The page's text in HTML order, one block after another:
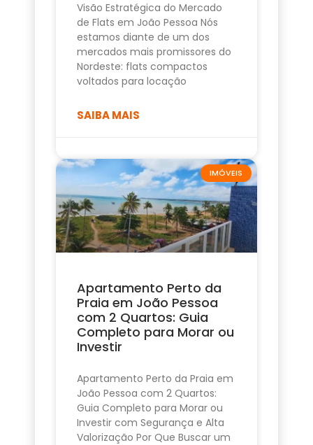
Visão Estratégica do Mercado
de Flats em João Pessoa Nós
estamos diante de um dos
mercados mais promissores do
Nordeste: flats compactos
voltados para locação
SAIBA MAIS
IMÓVEIS
Apartamento Perto da
Praia em João Pessoa
com 2 Quartos: Guia
Completo para Morar ou
Investir
Apartamento Perto da Praia em
João Pessoa com 2 Quartos:
Guia Completo para Morar ou
Investir com Segurança e Alta
Valorização Por Que Buscar um